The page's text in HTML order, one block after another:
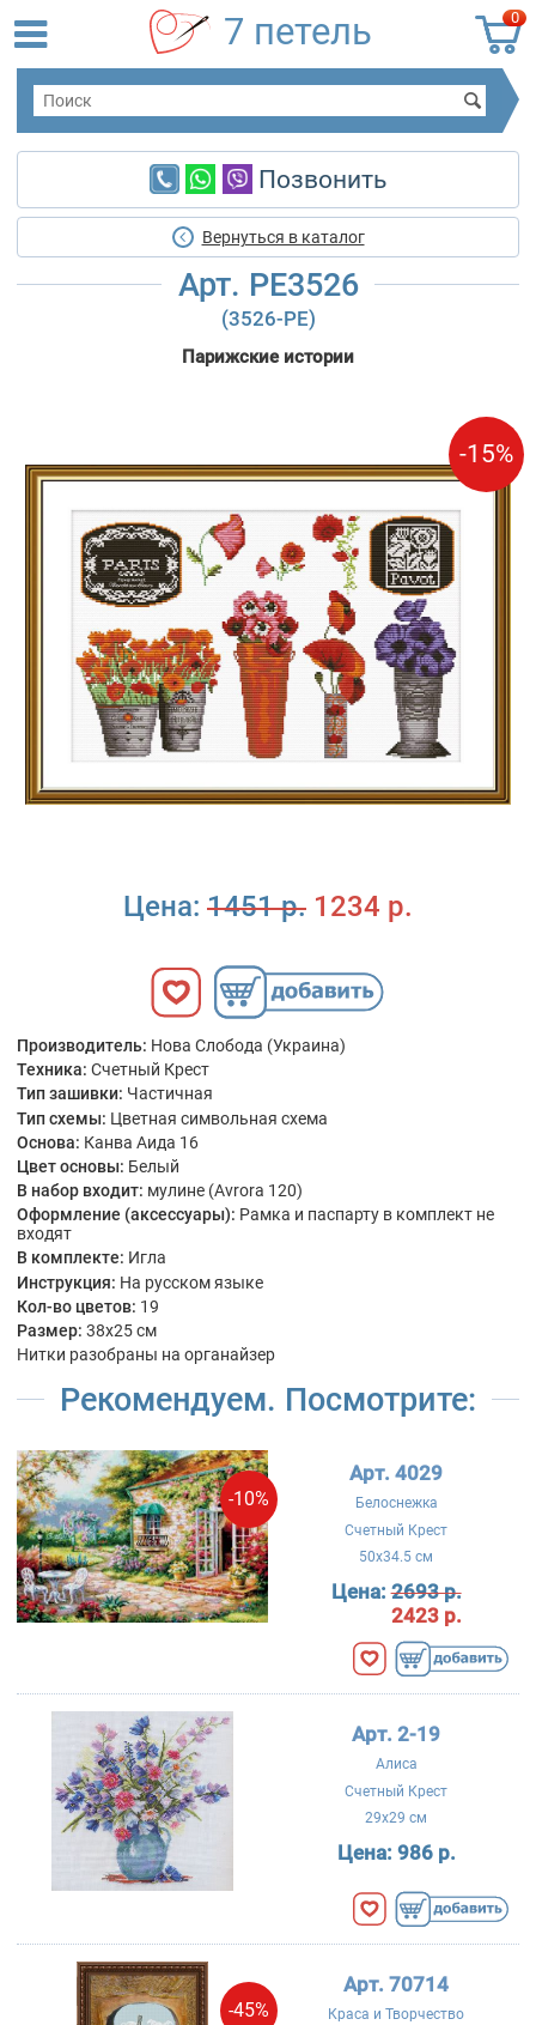
0
7 петель
Позвонить
Вернуться в каталог
Арт. PE3526
(3526-PE)
Парижские истории
-15%
Цена: 1451 р. 1234 р.
Производитель: Нова Слобода (Украина)
Техника: Счетный Крест
Тип зашивки: Частичная
Тип схемы: Цветная символьная схема
Основа: Канва Аида 16
Цвет основы: Белый
В набор входит: мулине (Avrora 120)
Оформление (аксессуары): Рамка и паспарту в комплект не
входят
В комплекте: Игла
Инструкция: На русском языке
Кол-во цветов: 19
Размер: 38x25 см
Нитки разобраны на органайзер
Рекомендуем. Посмотрите:
-10%
Арт. 4029
Белоснежка
Счетный Крест
50x34.5 см
Цена:2693 р.
2423 р.
Арт. 2-19
Алиса
Счетный Крест
29x29 см
Цена: 986 р.
-45%
Арт. 70714
Краса и Творчество